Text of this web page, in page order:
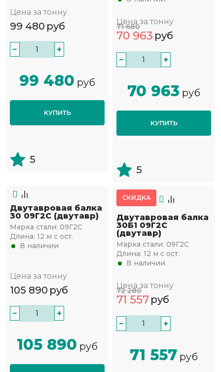
Цена за тонну
99 480 руб
− +
99 480 руб
КУПИТЬ
5
Цена за тонну
71 680
70 963 руб
− +
70 963 руб
КУПИТЬ
5
Двутавровая балка
30 09Г2С (двутавр)
Марка стали: 09Г2С
Длина: 12 м с ост.
В наличии
Цена за тонну
105 890 руб
− +
105 890 руб
СКИДКА
Двутавровая балка
30Б1 09Г2С
(двутавр)
Марка стали: 09Г2С
Длина: 12 м с ост.
В наличии
Цена за тонну
72 280
71 557 руб
− +
71 557 руб